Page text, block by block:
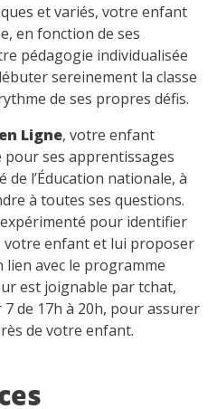
et variés, votre enfant
en fonction de ses
pédagogie individualisée
sereinement la classe
de ses propres défis.
Ligne, votre enfant
ses apprentissages
l’Éducation nationale, à
à toutes ses questions.
pour identifier
votre enfant et lui proposer
avec le programme
est joignable par tchat,
de 17h à 20h, pour assurer
de votre enfant.